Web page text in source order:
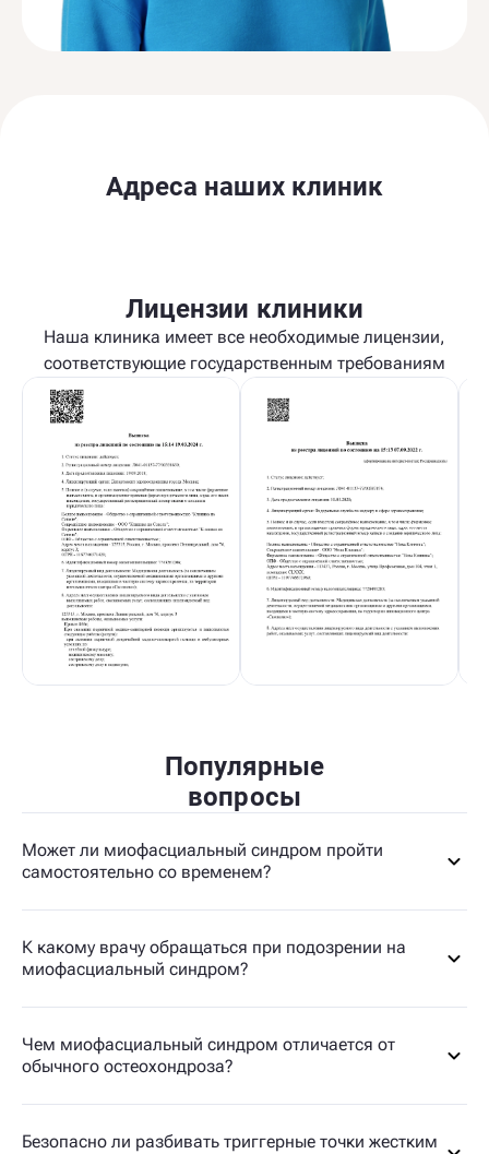
Адреса наших клиник
Лицензии клиники
Наша клиника имеет все необходимые лицензии,
соответствующие государственным требованиям
Популярные
вопросы
Может ли миофасциальный синдром пройти
самостоятельно со временем?
К какому врачу обращаться при подозрении на
миофасциальный синдром?
Чем миофасциальный синдром отличается от
обычного остеохондроза?
Безопасно ли разбивать триггерные точки жестким